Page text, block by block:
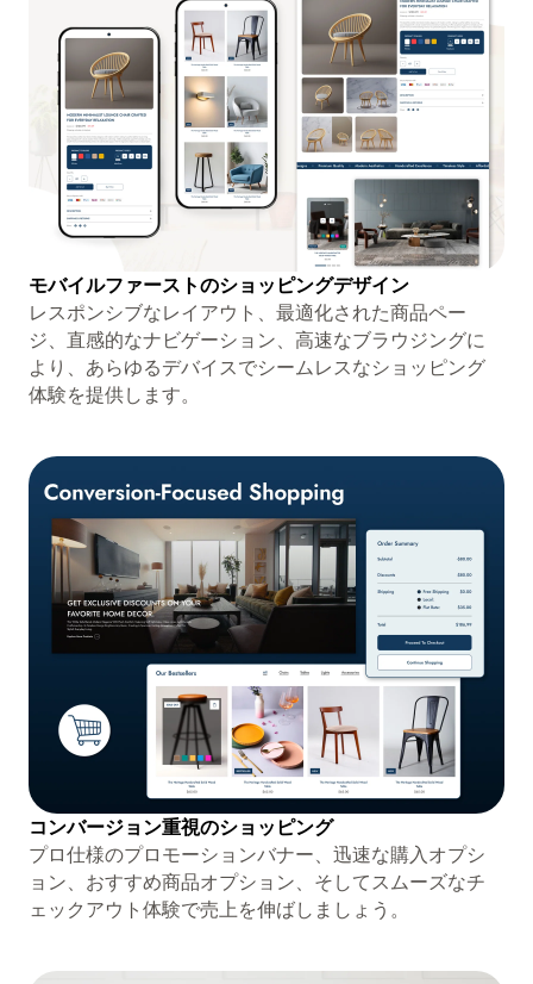
モバイルファーストのショッピングデザイン
レスポンシブなレイアウト、最適化された商品ペー
ジ、直感的なナビゲーション、高速なブラウジングに
より、あらゆるデバイスでシームレスなショッピング
体験を提供します。
コンバージョン重視のショッピング
プロ仕様のプロモーションバナー、迅速な購入オプシ
ョン、おすすめ商品オプション、そしてスムーズなチ
ェックアウト体験で売上を伸ばしましょう。